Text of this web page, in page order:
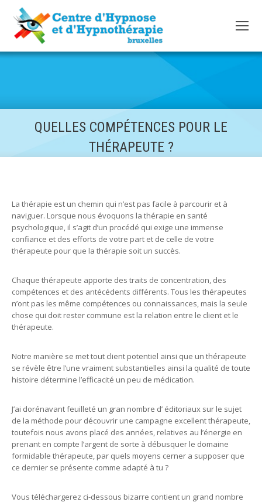
QUELLES COMPÉTENCES POUR LE
THÉRAPEUTE ?
La thérapie est un chemin qui n’est pas facile à parcourir et à
naviguer. Lorsque nous évoquons la thérapie en santé
psychologique, il s’agit d’un procédé qui exige une immense
confiance et des efforts de votre part et de celle de votre
thérapeute pour que la thérapie soit un succès.
Chaque thérapeute apporte des traits de concentration, des
compétences et des antécédents différents. Tous les thérapeutes
n’ont pas les même compétences ou connaissances, mais la seule
chose qui doit rester commune est la relation entre le client et le
thérapeute.
Notre manière se met tout client potentiel ainsi que un thérapeute
se révèle être l’une vraiment substantielles ainsi la qualité de toute
histoire détermine l’efficacité un peu de médication.
J’ai dorénavant feuilleté un gran nombre d’ éditoriaux sur le sujet
de la méthode pour découvrir une campagne excellent thérapeute,
toutefois nous avons placé des années, relatives au l’énergie en
prenant en compte l’argent de sorte à débusquer le domaine
formidable thérapeute, par quels moyens cerner a supposer que
ce dernier se présente comme adapté à tu ?
Vous téléchargerez ci-dessous bizarre contient un grand nombre